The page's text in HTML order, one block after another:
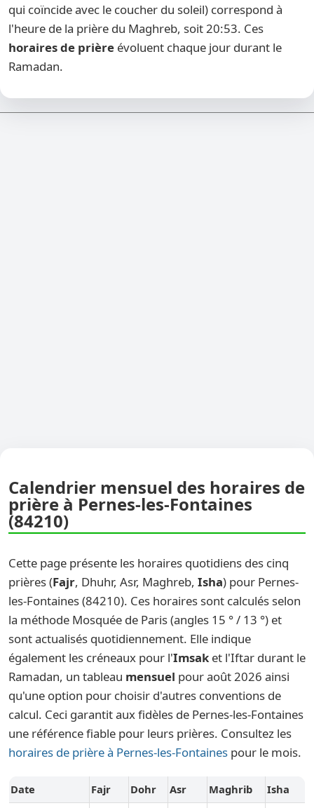
qui coïncide avec le coucher du soleil) correspond à
l'heure de la prière du Maghreb, soit 20:53. Ces
horaires de prière évoluent chaque jour durant le
Ramadan.
Calendrier mensuel des horaires de
prière à Pernes-les-Fontaines
(84210)
Cette page présente les horaires quotidiens des cinq
prières (Fajr, Dhuhr, Asr, Maghreb, Isha) pour Pernes-
les-Fontaines (84210). Ces horaires sont calculés selon
la méthode Mosquée de Paris (angles 15 ° / 13 °) et
sont actualisés quotidiennement. Elle indique
également les créneaux pour l'Imsak et l'Iftar durant le
Ramadan, un tableau mensuel pour août 2026 ainsi
qu'une option pour choisir d'autres conventions de
calcul. Ceci garantit aux fidèles de Pernes-les-Fontaines
une référence fiable pour leurs prières. Consultez les
horaires de prière à Pernes-les-Fontaines pour le mois.
Date Fajr Dohr Asr Maghrib
Isha